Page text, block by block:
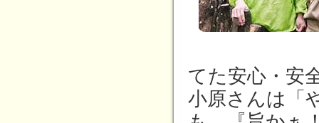
てた安心・安
小原さんは「